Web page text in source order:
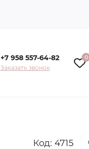
+7 958 557-64-82
Заказать звонок
0
Код: 4715